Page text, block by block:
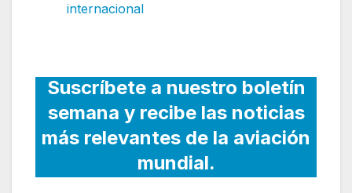
internacional
Suscríbete a nuestro boletín
semana y recibe las noticias
más relevantes de la aviación
mundial.